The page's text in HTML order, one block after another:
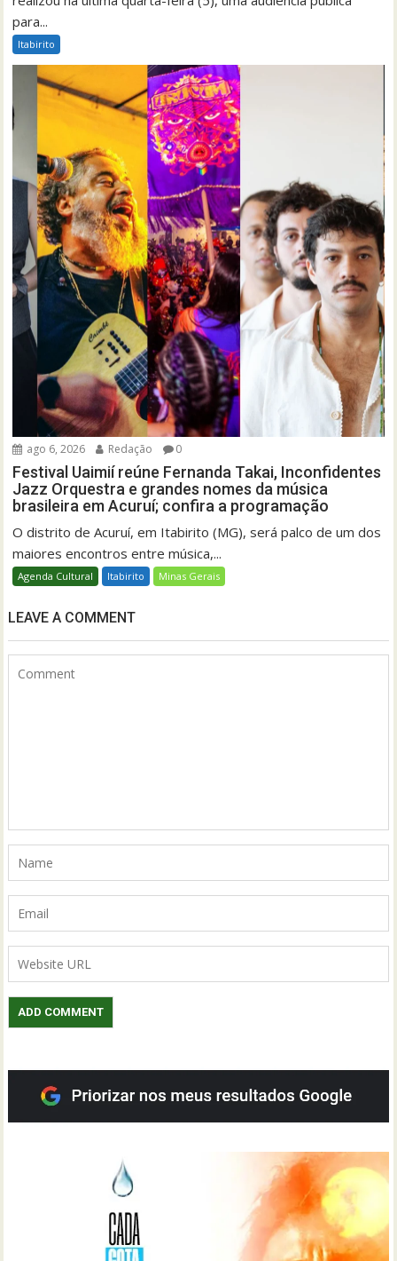
para...
Itabirito
ago 6, 2026 Redação 0
Festival Uaimií reúne Fernanda Takai, Inconfidentes
Jazz Orquestra e grandes nomes da música
brasileira em Acuruí; confira a programação
O distrito de Acuruí, em Itabirito (MG), será palco de um dos
maiores encontros entre música,...
Agenda Cultural Itabirito Minas Gerais
LEAVE A COMMENT